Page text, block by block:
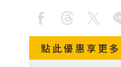
點此優惠享更多
訂單查詢 使用條
購物說明
購物須知 退換